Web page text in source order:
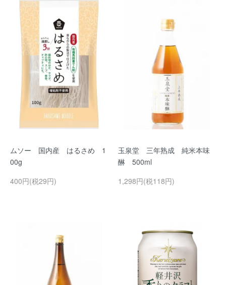
ムソー 国内産 はるさめ 1
00g
400円(税29円)
玉泉堂 三年熟成 純米本味
醂 500ml
1,298円(税118円)